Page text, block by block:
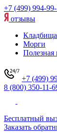
+7 (499) 994-
отзывы
Кладбища
Морги
+7 (499)
8 (800) 350-11-
Бесплатный
Заказать